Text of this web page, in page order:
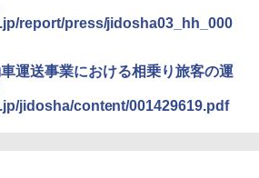
ト ワンタッチ RENEW 幅200 2-3人用 43
ャンパーズコレクション 山善] 傘みたいに
2,980
ーエラ New Era キャップ メッシュキャ
9FORTY AFrame 15226380 NER37C00
ストーン ニューエラキャップ 9FORTYA
ーフライダーファウンデーション Surfride
report/press/jidosha03_hh_000
運送事業における相乗り旅客の運
jidosha/content/001429619.pdf